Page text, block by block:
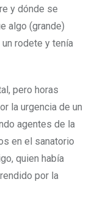
y dónde se
algo (grande)
rodete y tenía
pero horas
la urgencia de un
agentes de la
en el sanatorio
quien había
por la